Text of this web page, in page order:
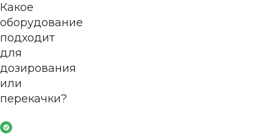
Какое
оборудование
подходит
для
дозирования
или
перекачки?